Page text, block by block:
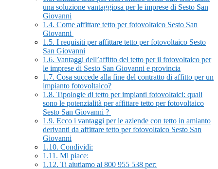
una soluzione vantaggiosa per le imprese di Sesto San
Giovanni
1.4. Come affittare tetto per fotovoltaico Sesto San
Giovanni
1.5. I requisiti per affittare tetto per fotovoltaico Sesto
San Giovanni
1.6. Vantaggi dell’affitto del tetto per il fotovoltaico per
le imprese di Sesto San Giovanni e provincia
1.7. Cosa succede alla fine del contratto di affitto per un
impianto fotovoltaico?
1.8. Tipologie di tetto per impianti fotovoltaici: quali
sono le potenzialità per affittare tetto per fotovoltaico
Sesto San Giovanni ?
1.9. Ecco i vantaggi per le aziende con tetto in amianto
derivanti da affittare tetto per fotovoltaico Sesto San
Giovanni
1.10. Condividi:
1.11. Mi piace:
1.12. Ti aiutiamo al 800 955 538 per: